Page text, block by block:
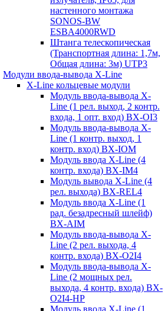
настенного монтажа
SONOS-BW
ESBA4000RWD
Штанга телескопическая
(Транспортная длина: 1,7м,
Общая длина: 3м) UTP3
Модули ввода-вывода X-Line
X-Line кольцевые модули
Модуль ввода-вывода X-
Line (1 рел. выход, 2 контр.
входа, 1 опт. вход) BX-OI3
Модуль ввода-вывода X-
Line (1 контр. выход, 1
контр. вход) BX-IOM
Модуль ввода X-Line (4
контр. входа) BX-IM4
Модуль вывода X-Line (4
рел. выхода) BX-REL4
Модуль ввода X-Line (1
рад. безадресный шлейф)
BX-AIM
Модуль ввода-вывода X-
Line (2 рел. выхода, 4
контр. входа) BX-O2I4
Модуль ввода-вывода X-
Line (2 мощных рел.
выхода, 4 контр. входа) BX-
O2I4-HP
Модуль ввода X-Line (1